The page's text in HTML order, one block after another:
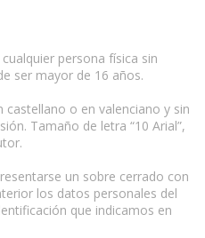
persona física sin
ser mayor de 16 años.
o en valenciano y sin
Tamaño de letra “10 Arial”,
un sobre cerrado con
los datos personales del
que indicamos en